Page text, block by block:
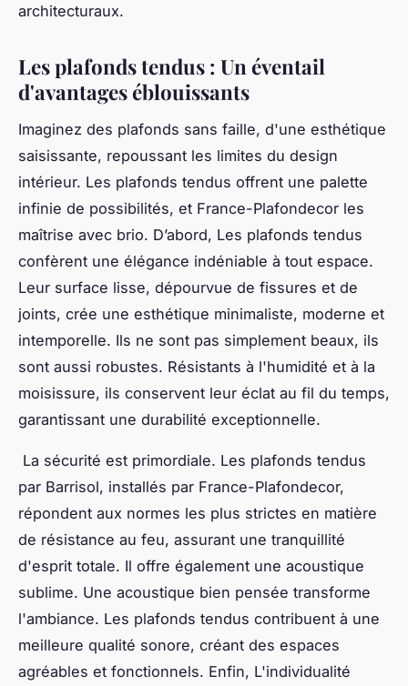
architecturaux.
Les plafonds tendus : Un éventail
d'avantages éblouissants
Imaginez des plafonds sans faille, d'une esthétique
saisissante, repoussant les limites du design
intérieur. Les plafonds tendus offrent une palette
infinie de possibilités, et France-Plafondecor les
maîtrise avec brio. D’abord, Les plafonds tendus
confèrent une élégance indéniable à tout espace.
Leur surface lisse, dépourvue de fissures et de
joints, crée une esthétique minimaliste, moderne et
intemporelle. Ils ne sont pas simplement beaux, ils
sont aussi robustes. Résistants à l'humidité et à la
moisissure, ils conservent leur éclat au fil du temps,
garantissant une durabilité exceptionnelle.
La sécurité est primordiale. Les plafonds tendus
par Barrisol, installés par France-Plafondecor,
répondent aux normes les plus strictes en matière
de résistance au feu, assurant une tranquillité
d'esprit totale. Il offre également une acoustique
sublime. Une acoustique bien pensée transforme
l'ambiance. Les plafonds tendus contribuent à une
meilleure qualité sonore, créant des espaces
agréables et fonctionnels. Enfin, L'individualité